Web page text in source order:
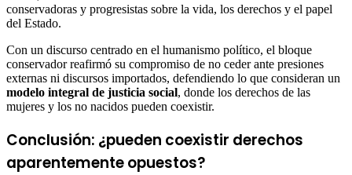
conservadoras y progresistas sobre la vida, los derechos y el papel
del Estado.
Con un discurso centrado en el humanismo político, el bloque
conservador reafirmó su compromiso de no ceder ante presiones
externas ni discursos importados, defendiendo lo que consideran un
modelo integral de justicia social, donde los derechos de las
mujeres y los no nacidos pueden coexistir.
Conclusión: ¿pueden coexistir derechos
aparentemente opuestos?